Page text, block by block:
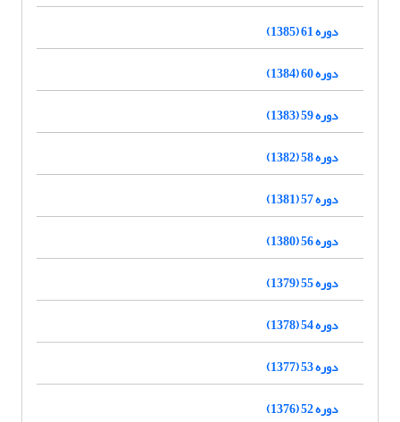
دوره 61 (1385)
دوره 60 (1384)
دوره 59 (1383)
دوره 58 (1382)
دوره 57 (1381)
دوره 56 (1380)
دوره 55 (1379)
دوره 54 (1378)
دوره 53 (1377)
دوره 52 (1376)